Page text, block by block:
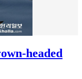
headed